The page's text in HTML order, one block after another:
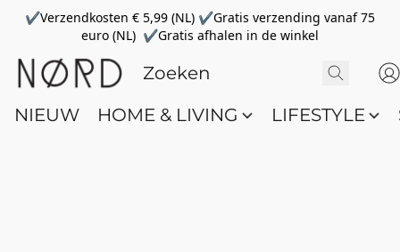
✔Verzendkosten € 5,99 (NL) ✔Gratis verzending vanaf 75
euro (NL) ✔Gratis afhalen in de winkel
NIEUW HOME & LIVING LIFESTYLE